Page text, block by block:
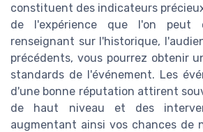
constituent des indicateurs
de l'expérience que l'on peut
renseignant sur l'historique,
précédents, vous pourrez obtenir
standards de l'événement. Les
d'une bonne réputation attirent
de haut niveau et des
augmentant ainsi vos chances de